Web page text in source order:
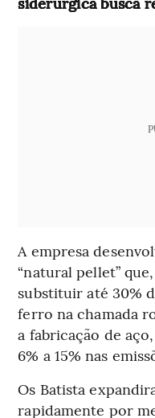
A empresa
“natural pellet”
substituir até 30%
ferro na chamada
a fabricação de
6% a 15% nas
Os Batista
rapidamente por